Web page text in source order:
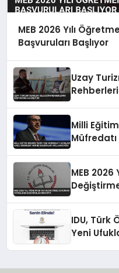
MEB 2026 Yılı
Başvuruları Başlıyor
Uzay
Milli
Müfredatı
MEB 2026
IDU, Türk
Yeni